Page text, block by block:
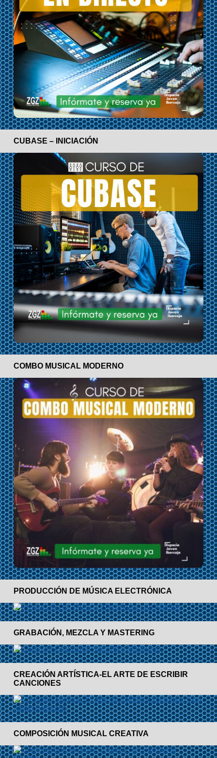
CUBASE – INICIACIÓN
COMBO MUSICAL MODERNO
PRODUCCIÓN DE MÚSICA ELECTRÓNICA
GRABACIÓN, MEZCLA Y MASTERING
CREACIÓN ARTÍSTICA-EL ARTE DE ESCRIBIR
CANCIONES
COMPOSICIÓN MUSICAL CREATIVA